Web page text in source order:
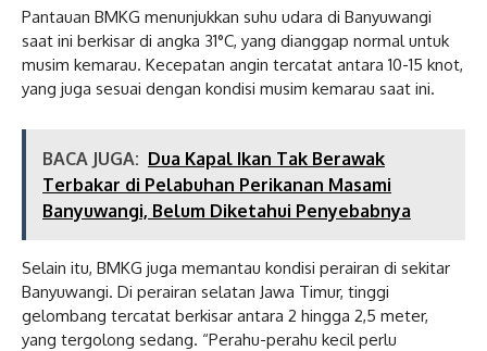
Pantauan BMKG menunjukkan suhu udara di Banyuwangi
saat ini berkisar di angka 31°C, yang dianggap normal untuk
musim kemarau. Kecepatan angin tercatat antara 10-15 knot,
yang juga sesuai dengan kondisi musim kemarau saat ini.
BACA JUGA: Dua Kapal Ikan Tak Berawak
Terbakar di Pelabuhan Perikanan Masami
Banyuwangi, Belum Diketahui Penyebabnya
Selain itu, BMKG juga memantau kondisi perairan di sekitar
Banyuwangi. Di perairan selatan Jawa Timur, tinggi
gelombang tercatat berkisar antara 2 hingga 2,5 meter,
yang tergolong sedang. “Perahu-perahu kecil perlu